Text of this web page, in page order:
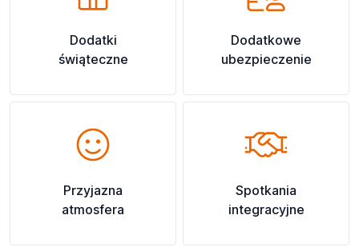
Dodatki
świąteczne
Dodatkowe
ubezpieczenie
Przyjazna
atmosfera
Spotkania
integracyjne